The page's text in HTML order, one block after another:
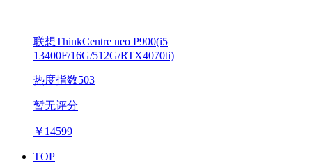
联想ThinkCentre neo P900(i5
13400F/16G/512G/RTX4070ti)
热度指数503
暂无评分
￥ 14599
TOP